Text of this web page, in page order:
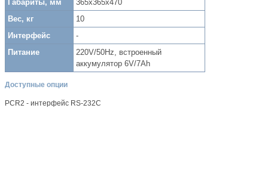
Габариты, мм
365x365x470
Вес, кг
10
Интерфейс
-
Питание
220V/50Hz, встроенный
аккумулятор 6V/7Ah
Доступные опции
PCR2 - интерфейс RS-232C